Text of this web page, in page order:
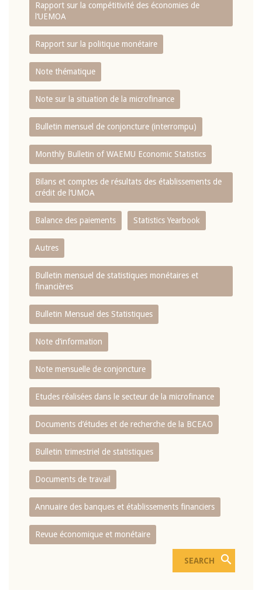
Rapport sur la compétitivité des économies de
l‘UEMOA
Rapport sur la politique monétaire
Note thématique
Note sur la situation de la microfinance
Bulletin mensuel de conjoncture (interrompu)
Monthly Bulletin of WAEMU Economic Statistics
Bilans et comptes de résultats des établissements de
crédit de l‘UMOA
Balance des paiements Statistics Yearbook
Autres
Bulletin mensuel de statistiques monétaires et
financières
Bulletin Mensuel des Statistiques
Note d’information
Note mensuelle de conjoncture
Etudes réalisées dans le secteur de la microfinance
Documents d’études et de recherche de la BCEAO
Bulletin trimestriel de statistiques
Documents de travail
Annuaire des banques et établissements financiers
Revue économique et monétaire